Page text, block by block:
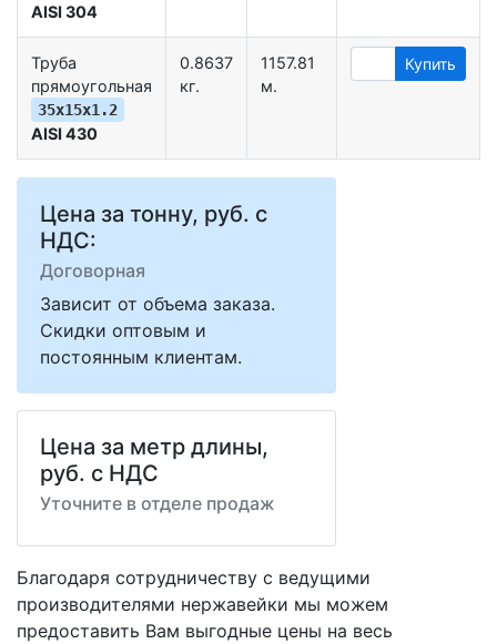
AISI 304
Труба
прямоугольная
35х15х1.2
AISI 430
0.8637
кг.
1157.81
м.
Купить
Цена за тонну, руб. с
НДС:
Договорная
Зависит от объема заказа.
Скидки оптовым и
постоянным клиентам.
Цена за метр длины,
руб. с НДС
Уточните в отделе продаж
Благодаря сотрудничеству с ведущими
производителями нержавейки мы можем
предоставить Вам выгодные цены на весь